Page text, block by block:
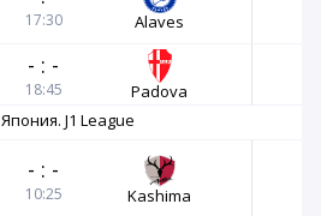
17:30 Alaves
- : -
18:45
Padova
Япония. J1 League
- : -
10:25 Kashima